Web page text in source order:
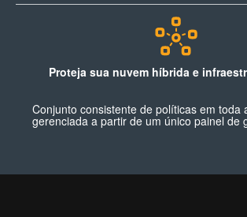
Proteja sua nuvem híbrida e
Conjunto consistente de políticas em toda
gerenciada a partir de um único painel de